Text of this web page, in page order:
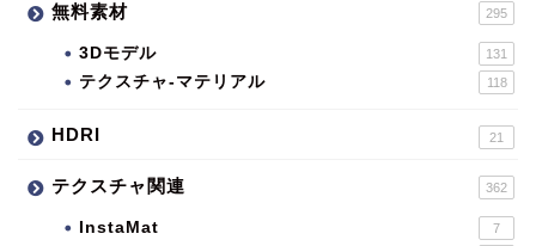
無料素材 295
3Dモデル 131
テクスチャ-マテリアル 118
HDRI 21
テクスチャ関連 362
InstaMat 7